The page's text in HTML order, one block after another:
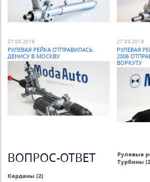
27.03.2019
РУЛЕВАЯ РЕЙКА ОТПРАВИЛАСЬ
ДЕНИСУ В МОСКВУ
27.03.2019
РУЛЕВАЯ
2006
ВОРКУТУ
ВОПРОС-ОТВЕТ
Рулевые
Турбины
Карданы (2)